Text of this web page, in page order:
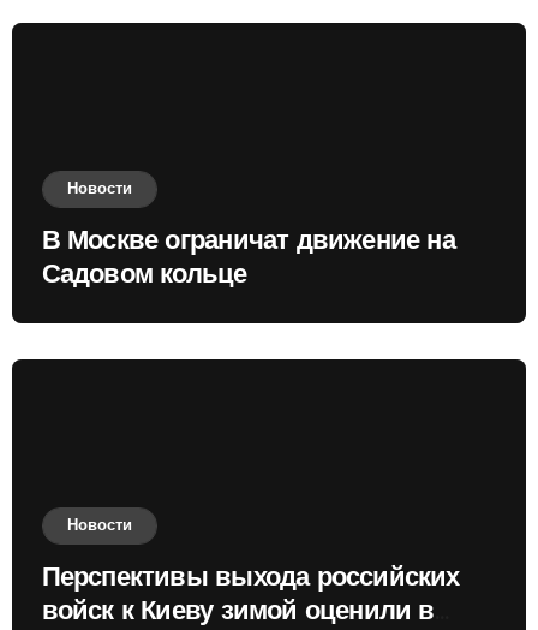
Новости
В Москве ограничат движение на
Садовом кольце
Новости
Перспективы выхода российских
войск к Киеву зимой оценили в